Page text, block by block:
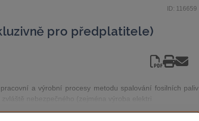
ID: 116659
pro předplatitele)
a výrobní procesy metodu spalování fosilních paliv
nebezpečného (zejména výroba elektri